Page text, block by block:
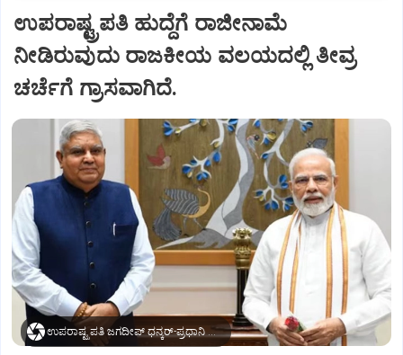
ಉಪರಾಷ್ಟ್ರಪತಿ ಹುದ್ದೆಗೆ ರಾಜೀನಾಮೆ
ನೀಡಿರುವುದು ರಾಜಕೀಯ ವಲಯದಲ್ಲಿ ತೀವ್ರ
ಚರ್ಚೆಗೆ ಗ್ರಾಸವಾಗಿದೆ.
ಉಪರಾಷ್ಟ್ರಪತಿ ಜಗದೀಪ್‌ ಧನ್ಕರ್-ಪ್ರಧಾನಿ ಮೋದಿ